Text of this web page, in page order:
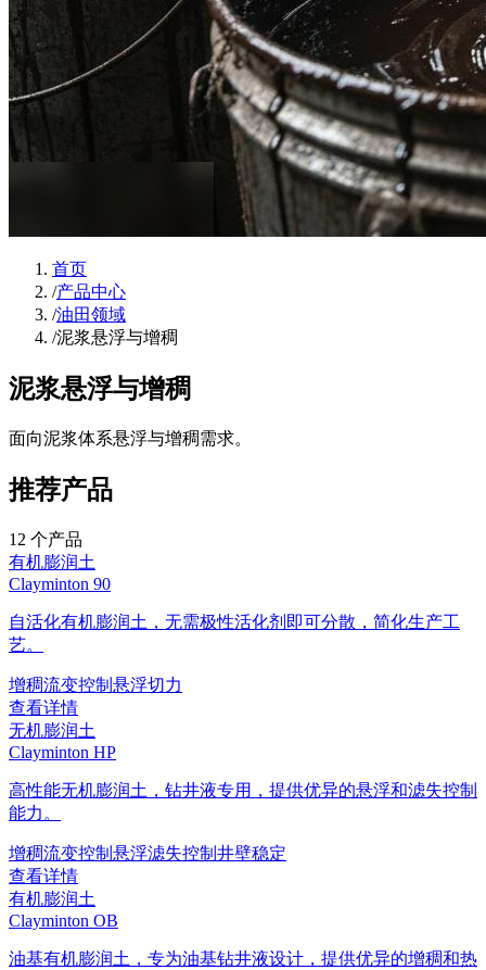
首页
/产品中心
/油田领域
/泥浆悬浮与增稠
泥浆悬浮与增稠
面向泥浆体系悬浮与增稠需求。
推荐产品
12 个产品
有机膨润土
Clayminton 90
自活化有机膨润土，无需极性活化剂即可分散，简化生产工
艺。
增稠流变控制 悬浮切力
查看详情
无机膨润土
Clayminton HP
高性能无机膨润土，钻井液专用，提供优异的悬浮和滤失控制
能力。
增稠流变控制 悬浮滤失控制 井壁稳定
查看详情
有机膨润土
Clayminton OB
油基有机膨润土，专为油基钻井液设计，提供优异的增稠和热